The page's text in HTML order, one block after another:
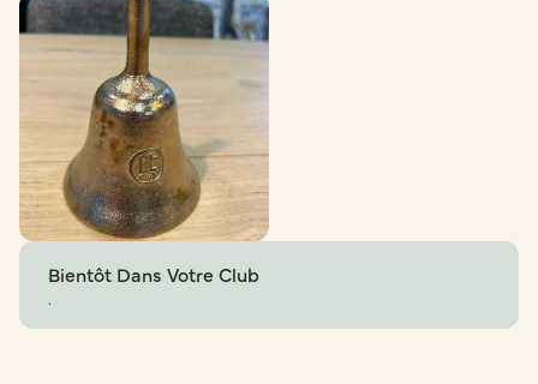
Bientôt Dans Votre Club
.